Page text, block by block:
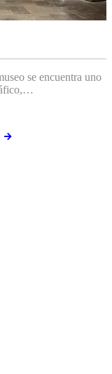
se encuentra uno